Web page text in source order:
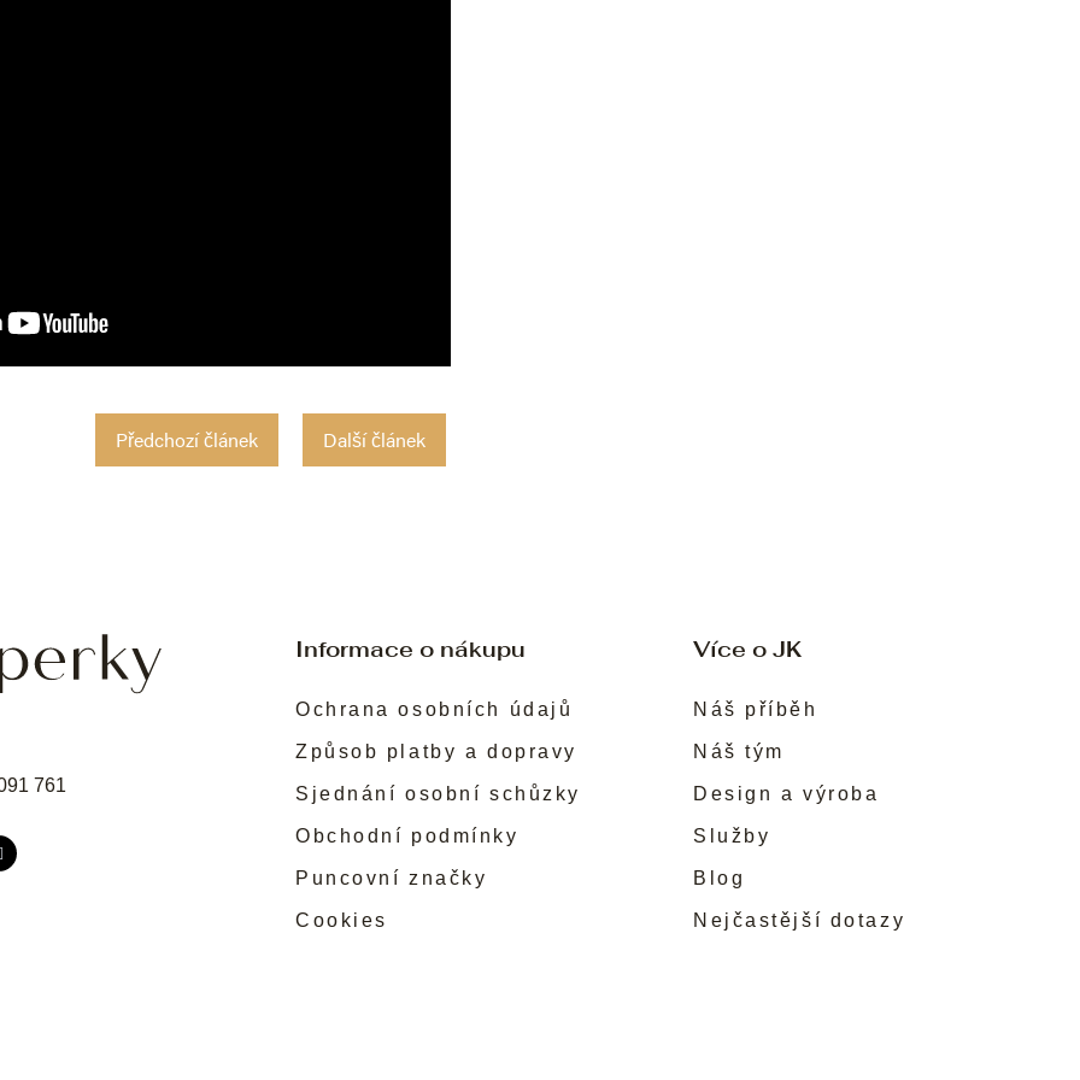
Předchozí článek Další článek
Informace o nákupu
Ochrana osobních údajů
Způsob platby a dopravy
Sjednání osobní schůzky
Obchodní podmínky
Puncovní značky
Cookies
Více o JK
Náš příběh
Náš tým
Design a výroba
Služby
Blog
Nejčastější dotazy
761